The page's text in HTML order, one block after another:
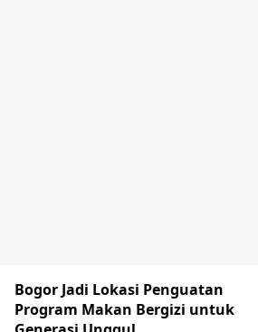
Bogor Jadi Lokasi Penguatan
Program Makan Bergizi untuk